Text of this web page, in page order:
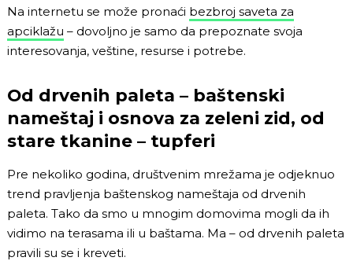
Na internetu se može pronaći bezbroj saveta za
apciklažu – dovoljno je samo da prepoznate svoja
interesovanja, veštine, resurse i potrebe.
Od drvenih paleta – baštenski
nameštaj i osnova za zeleni zid, od
stare tkanine – tupferi
Pre nekoliko godina, društvenim mrežama je odjeknuo
trend pravljenja baštenskog nameštaja od drvenih
paleta. Tako da smo u mnogim domovima mogli da ih
vidimo na terasama ili u baštama. Ma – od drvenih paleta
pravili su se i kreveti.